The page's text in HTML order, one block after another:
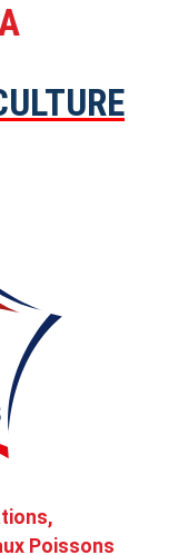
Poissons